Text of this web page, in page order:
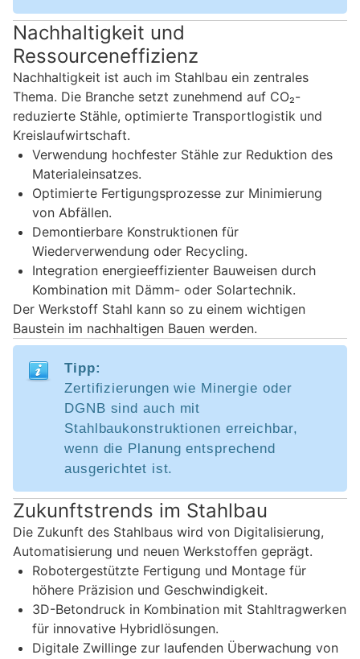
Nachhaltigkeit und
Ressourceneffizienz
Nachhaltigkeit ist auch im Stahlbau ein zentrales
Thema. Die Branche setzt zunehmend auf CO₂-
reduzierte Stähle, optimierte Transportlogistik und
Kreislaufwirtschaft.
Verwendung hochfester Stähle zur Reduktion des
Materialeinsatzes.
Optimierte Fertigungsprozesse zur Minimierung
von Abfällen.
Demontierbare Konstruktionen für
Wiederverwendung oder Recycling.
Integration energieeffizienter Bauweisen durch
Kombination mit Dämm- oder Solartechnik.
Der Werkstoff Stahl kann so zu einem wichtigen
Baustein im nachhaltigen Bauen werden.
Tipp:
Zertifizierungen wie Minergie oder
DGNB sind auch mit
Stahlbaukonstruktionen erreichbar,
wenn die Planung entsprechend
ausgerichtet ist.
Zukunftstrends im Stahlbau
Die Zukunft des Stahlbaus wird von Digitalisierung,
Automatisierung und neuen Werkstoffen geprägt.
Robotergestützte Fertigung und Montage für
höhere Präzision und Geschwindigkeit.
3D-Betondruck in Kombination mit Stahltragwerken
für innovative Hybridlösungen.
Digitale Zwillinge zur laufenden Überwachung von